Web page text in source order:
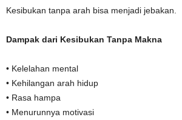
Kesibukan tanpa arah bisa menjadi jebakan.
Dampak dari Kesibukan Tanpa Makna
• Kelelahan mental
• Kehilangan arah hidup
• Rasa hampa
• Menurunnya motivasi